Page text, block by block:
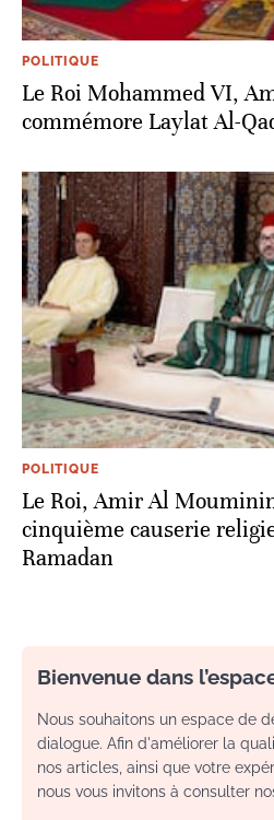
POLITIQUE
Le Roi Mohammed VI,
commémore Laylat Al-
POLITIQUE
Le Roi, Amir Al
cinquième causerie
Ramadan
Bienvenue dans
Nous souhaitons un espace de
dialogue. Afin d'améliorer la
nos articles, ainsi que votre
nous vous invitons à consulter